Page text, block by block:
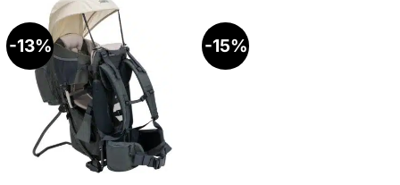
-13% -15%